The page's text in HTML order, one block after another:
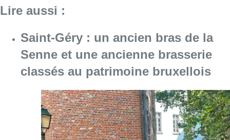
06 août 2026Consulter l'article "Saint-Géry : un ancien